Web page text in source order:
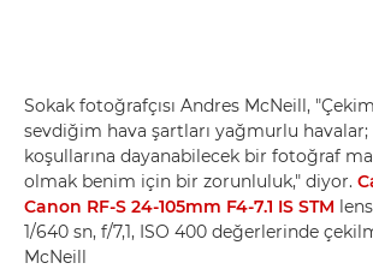
Sokak fotoğrafçısı Andres McNeill,
sevdiğim hava şartları yağmurlu havalar;
koşullarına dayanabilecek bir fotoğraf
olmak benim için bir zorunluluk," diyor.
Canon RF-S 24-105mm F4-7.1 IS STM
1/640 sn, f/7,1, ISO 400 değerlerinde
McNeill